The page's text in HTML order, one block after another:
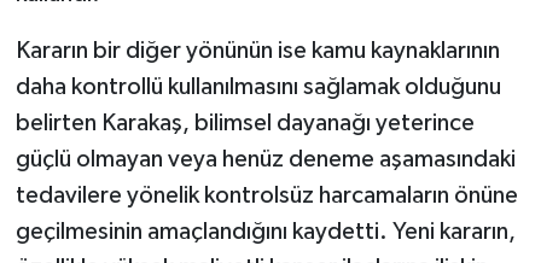
Kararın bir diğer yönünün ise kamu kaynaklarının
daha kontrollü kullanılmasını sağlamak olduğunu
belirten Karakaş, bilimsel dayanağı yeterince
güçlü olmayan veya henüz deneme aşamasındaki
tedavilere yönelik kontrolsüz harcamaların önüne
geçilmesinin amaçlandığını kaydetti. Yeni kararın,